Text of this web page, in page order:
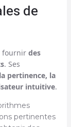
de
fournir des
. Ses
la pertinence, la
intuitive.
pertinentes